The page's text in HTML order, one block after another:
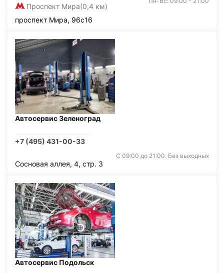
Проспект Мира(0,4 км)
проспект Мира, 96с16
Автосервис Зеленоград
+7 (495) 431-00-33
С 09:00 до 21:00. Без выходных
Сосновая аллея, 4, стр. 3
Автосервис Подольск